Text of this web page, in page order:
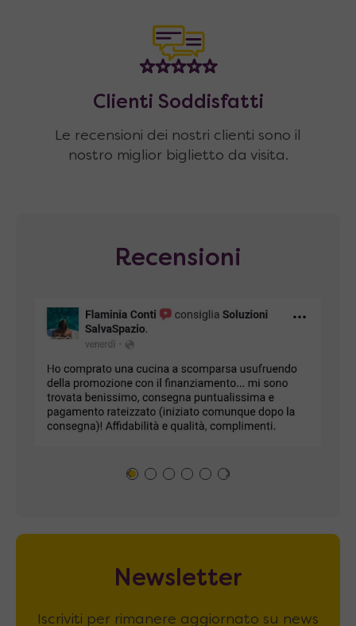
Clienti Soddisfatti
Le recensioni dei nostri clienti sono il
nostro miglior biglietto da visita.
Recensioni
Newsletter
Iscriviti per rimanere aggiornato su news